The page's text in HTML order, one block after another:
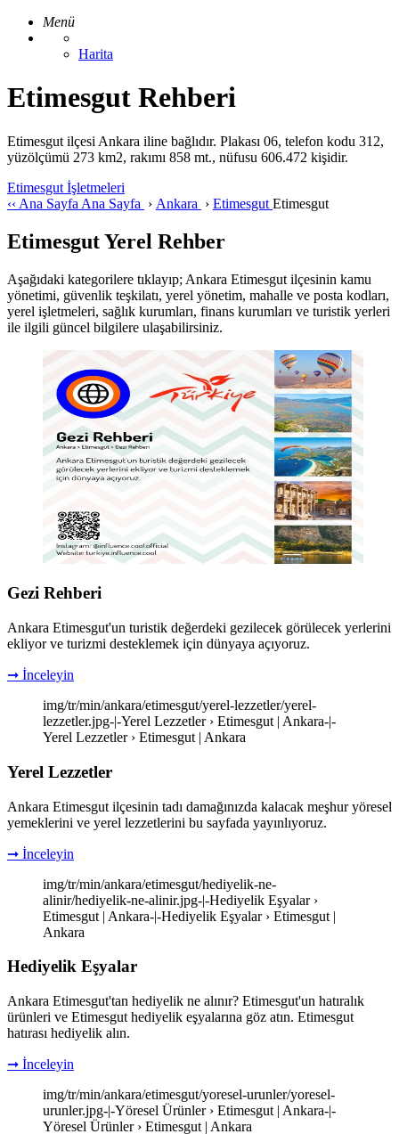
Menü
Harita
Etimesgut Rehberi
Etimesgut ilçesi Ankara iline bağlıdır. Plakası 06, telefon kodu 312,
yüzölçümü 273 km2, rakımı 858 mt., nüfusu 606.472 kişidir.
Etimesgut İşletmeleri
‹‹ Ana Sayfa Ana Sayfa › Ankara › Etimesgut Etimesgut
Etimesgut Yerel Rehber
Aşağıdaki kategorilere tıklayıp; Ankara Etimesgut ilçesinin kamu
yönetimi, güvenlik teşkilatı, yerel yönetim, mahalle ve posta kodları,
yerel işletmeleri, sağlık kurumları, finans kurumları ve turistik yerleri
ile ilgili güncel bilgilere ulaşabilirsiniz.
Gezi Rehberi
Ankara Etimesgut'un turistik değerdeki gezilecek görülecek yerlerini
ekliyor ve turizmi desteklemek için dünyaya açıyoruz.
➞ İnceleyin
img/tr/min/ankara/etimesgut/yerel-lezzetler/yerel-
lezzetler.jpg-|-Yerel Lezzetler › Etimesgut | Ankara-|-
Yerel Lezzetler › Etimesgut | Ankara
Yerel Lezzetler
Ankara Etimesgut ilçesinin tadı damağınızda kalacak meşhur yöresel
yemeklerini ve yerel lezzetlerini bu sayfada yayınlıyoruz.
➞ İnceleyin
img/tr/min/ankara/etimesgut/hediyelik-ne-
alinir/hediyelik-ne-alinir.jpg-|-Hediyelik Eşyalar ›
Etimesgut | Ankara-|-Hediyelik Eşyalar › Etimesgut |
Ankara
Hediyelik Eşyalar
Ankara Etimesgut'tan hediyelik ne alınır? Etimesgut'un hatıralık
ürünleri ve Etimesgut hediyelik eşyalarına göz atın. Etimesgut
hatırası hediyelik alın.
➞ İnceleyin
img/tr/min/ankara/etimesgut/yoresel-urunler/yoresel-
urunler.jpg-|-Yöresel Ürünler › Etimesgut | Ankara-|-
Yöresel Ürünler › Etimesgut | Ankara